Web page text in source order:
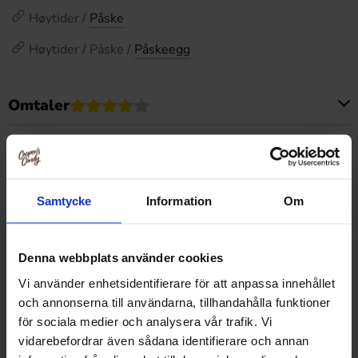
Samtycke Information Om
Denna webbplats använder cookies
Vi använder enhetsidentifierare för att anpassa innehållet
och annonserna till användarna, tillhandahålla funktioner
för sociala medier och analysera vår trafik. Vi
vidarebefordrar även sådana identifierare och annan
Høytider / Påske
Høytider / Påske / Påskeegg
Omtaler
Dette produktet har ingen anmeldelser
Prishistorikk
Relaterte produkter
-27%